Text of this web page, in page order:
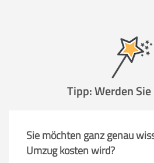
Tipp: Werden
Sie möchten ganz genau
Umzug kosten wird?